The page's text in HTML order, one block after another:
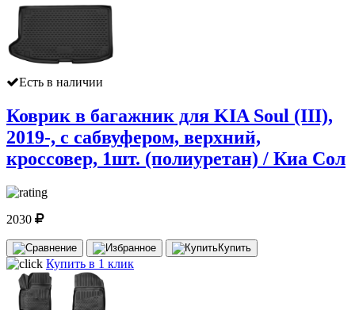
Есть в наличии
Коврик в багажник для KIA Soul (III),
2019-, с сабвуфером, верхний,
кроссовер, 1шт. (полиуретан) / Киа Сол
2030
Купить
Купить в 1 клик